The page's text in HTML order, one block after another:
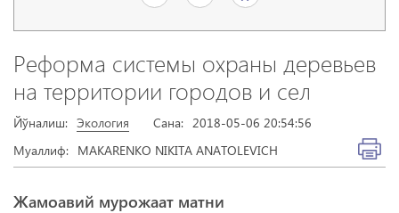
Реформа системы охраны деревьев
на территории городов и сел
Йўналиш: Экология Сана: 2018-05-06 20:54:56
Муаллиф: MAKARENKO NIKITA ANATOLEVICH
Жамоавий мурожаат матни